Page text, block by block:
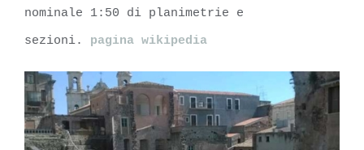
nominale 1:50 di planimetrie e
sezioni. pagina wikipedia